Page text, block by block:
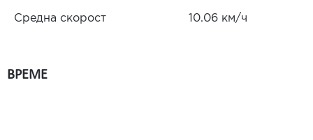
Средна скорост 10.06 км/ч
ВРЕМЕ